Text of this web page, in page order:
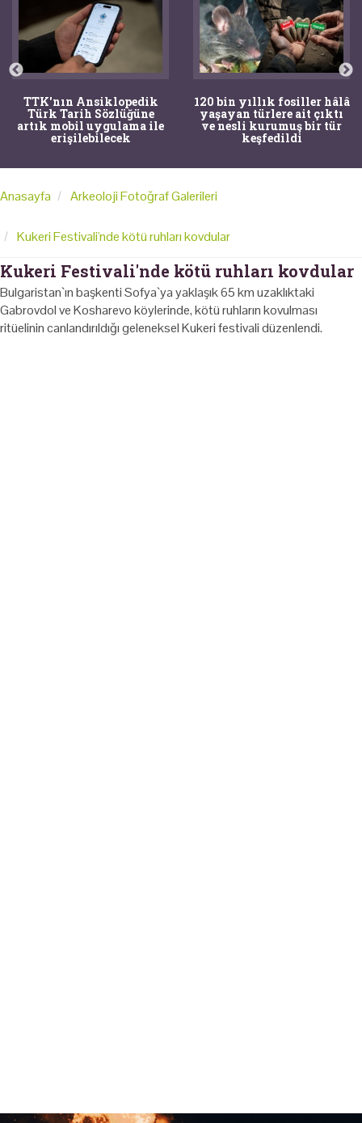
TTK'nın Ansiklopedik
Türk Tarih Sözlüğüne
artık mobil uygulama ile
erişilebilecek
120 bin yıllık fosiller hâlâ
yaşayan türlere ait çıktı
ve nesli kurumuş bir tür
keşfedildi
Anasayfa Arkeoloji Fotoğraf Galerileri
Kukeri Festivali'nde kötü ruhları kovdular
Kukeri Festivali'nde kötü ruhları kovdular
Bulgaristan`ın başkenti Sofya`ya yaklaşık 65 km uzaklıktaki
Gabrovdol ve Kosharevo köylerinde, kötü ruhların kovulması
ritüelinin canlandırıldığı geleneksel Kukeri festivali düzenlendi.